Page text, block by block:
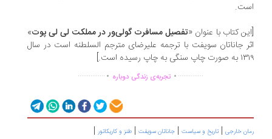
کتاب با عنوان «تفصیل مسافرت‌ گولی‌ور در مملکت لی لی پوت»
جاناتان سویفت با ترجمه علیرضای مترجم السلطنه است در سال
................تجربه‌ی زندگی دوباره ...............
خارجی|تاریخ و سیاست|جاناتان سویفت|طنز و کاریکاتور|